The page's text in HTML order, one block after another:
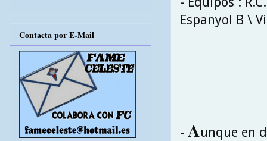
Espanyol B \
- Aunque en
Contacta por E-Mail